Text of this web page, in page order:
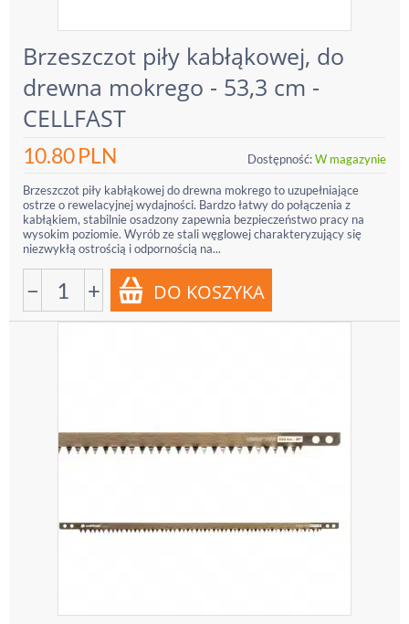
Brzeszczot piły kabłąkowej, do
drewna mokrego - 53,3 cm -
CELLFAST
10.80PLN Dostępność:W magazynie
Brzeszczot piły kabłąkowej do drewna mokrego to uzupełniające
ostrze o rewelacyjnej wydajności. Bardzo łatwy do połączenia z
kabłąkiem, stabilnie osadzony zapewnia bezpieczeństwo pracy na
wysokim poziomie. Wyrób ze stali węglowej charakteryzujący się
niezwykłą ostrością i odpornością na...
− +